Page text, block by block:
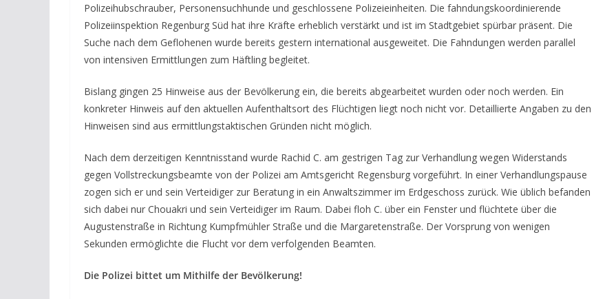
Polizeihubschrauber, Personensuchhunde und geschlossene Polizeieinheiten. Die fahndungskoordinierende
Polizeiinspektion Regenburg Süd hat ihre Kräfte erheblich verstärkt und ist im Stadtgebiet spürbar präsent. Die
Suche nach dem Geflohenen wurde bereits gestern international ausgeweitet. Die Fahndungen werden parallel
von intensiven Ermittlungen zum Häftling begleitet.
Bislang gingen 25 Hinweise aus der Bevölkerung ein, die bereits abgearbeitet wurden oder noch werden. Ein
konkreter Hinweis auf den aktuellen Aufenthaltsort des Flüchtigen liegt noch nicht vor. Detaillierte Angaben zu den
Hinweisen sind aus ermittlungstaktischen Gründen nicht möglich.
Nach dem derzeitigen Kenntnisstand wurde Rachid C. am gestrigen Tag zur Verhandlung wegen Widerstands
gegen Vollstreckungsbeamte von der Polizei am Amtsgericht Regensburg vorgeführt. In einer Verhandlungspause
zogen sich er und sein Verteidiger zur Beratung in ein Anwaltszimmer im Erdgeschoss zurück. Wie üblich befanden
sich dabei nur Chouakri und sein Verteidiger im Raum. Dabei floh C. über ein Fenster und flüchtete über die
Augustenstraße in Richtung Kumpfmühler Straße und die Margaretenstraße. Der Vorsprung von wenigen
Sekunden ermöglichte die Flucht vor dem verfolgenden Beamten.
Die Polizei bittet um Mithilfe der Bevölkerung!